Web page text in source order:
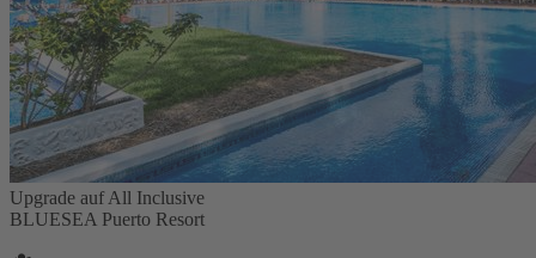
Upgrade auf All Inclusive
BLUESEA Puerto Resort